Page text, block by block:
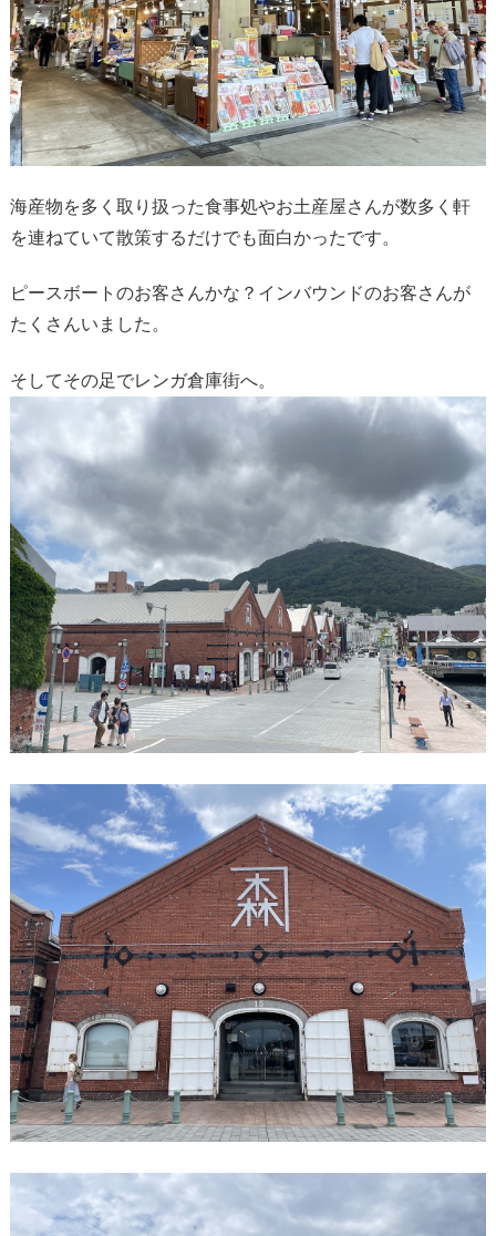
海産物を多く取り扱った食事処やお土産屋さんが数多く軒
を連ねていて散策するだけでも面白かったです。
ピースボートのお客さんかな？インバウンドのお客さんが
たくさんいました。
そしてその足でレンガ倉庫街へ。